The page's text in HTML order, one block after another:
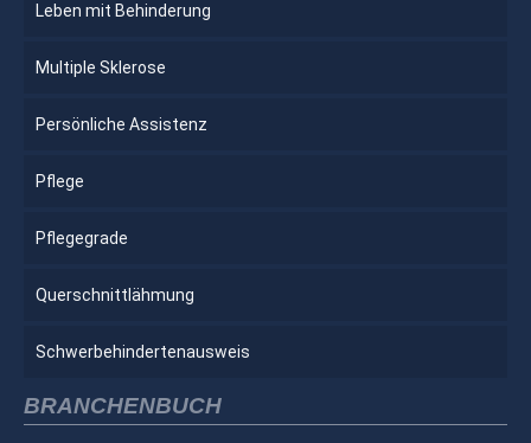
Leben mit Behinderung
Multiple Sklerose
Persönliche Assistenz
Pflege
Pflegegrade
Querschnittlähmung
Schwerbehindertenausweis
BRANCHENBUCH